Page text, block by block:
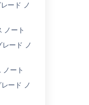
ード ノ
ノート
ード ノ
ート
ード ノ